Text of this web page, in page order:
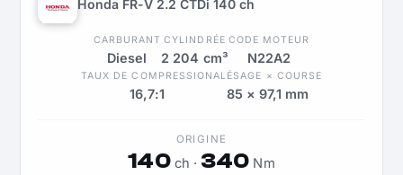
Honda FR-V 2.2 CTDi 140 ch
CARBURANT
Diesel
CYLINDRÉE
2 204 cm³
CODE MOTEUR
N22A2
TAUX DE COMPRESSION
16,7:1
ALÉSAGE × COURSE
85 × 97,1 mm
ORIGINE
140ch · 340 Nm